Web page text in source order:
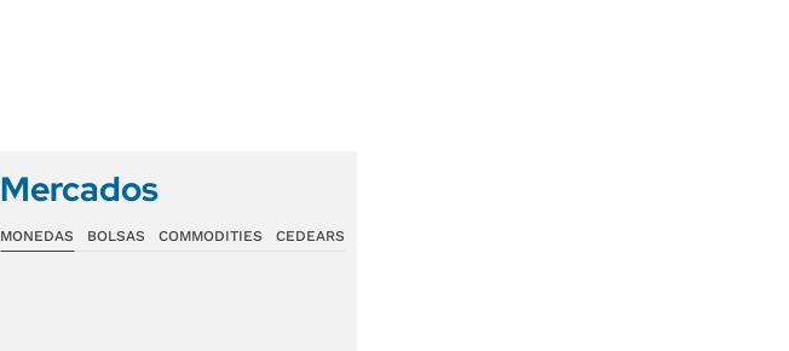
Mercados
MONEDAS BOLSAS COMMODITIES CEDEARS